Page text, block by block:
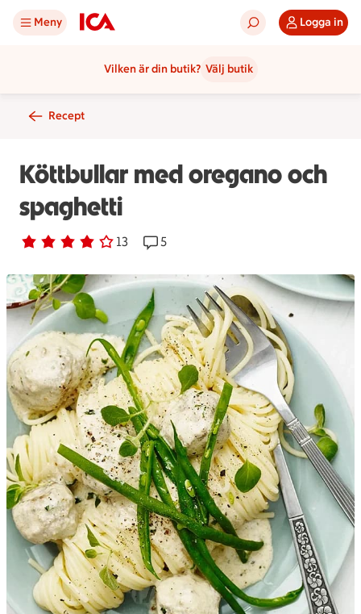
Meny Logga in
Vilken är din butik? Välj butik
Recept
Köttbullar med oregano och
spaghetti
Betyg 3.8 av 5. 13
13 personer har röstatReceptet har 5 kommentarer
5